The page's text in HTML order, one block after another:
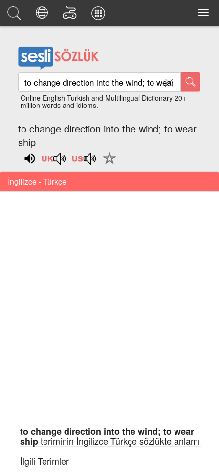
Online English Turkish and Multilingual Dictionary 20+
million words and idioms.
to change direction into the wind; to wear
ship
İngilizce - Türkçe
to change direction into the wind; to wear
shipteriminin İngilizce Türkçe sözlükte anlamı
İlgili Terimler